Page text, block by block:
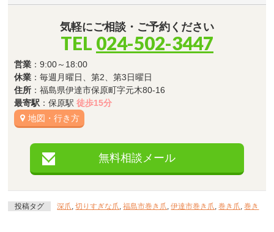
気軽にご相談・ご予約ください
TEL 024-502-3447
営業 ：9:00～18:00
休業 ：毎週月曜日、第2、第3日曜日
住所 ：福島県伊達市保原町字元木80-16
最寄駅 ：保原駅徒歩15分
地図・行き方
無料相談メール
投稿タグ 深爪,切りすぎな爪,福島市巻き爪,伊達市巻き爪,巻き爪,巻き